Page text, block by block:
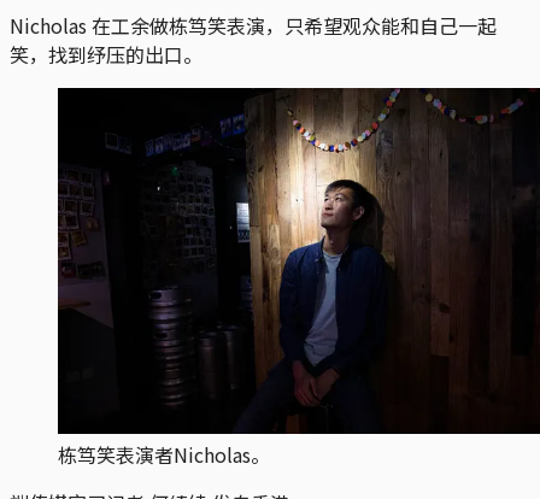
Nicholas 在工余做栋笃笑表演，只希望观众能和自己一起
笑，找到纾压的出口。
栋笃笑表演者Nicholas。